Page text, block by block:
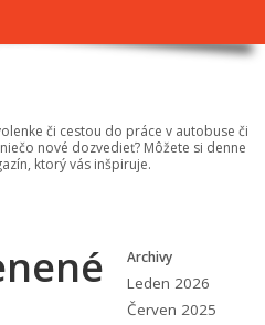
či cestou do práce v autobuse či
nové dozvedieť? Môžete si denne
ktorý vás inšpiruje.
Archivy
Leden 2026
Červen 2025